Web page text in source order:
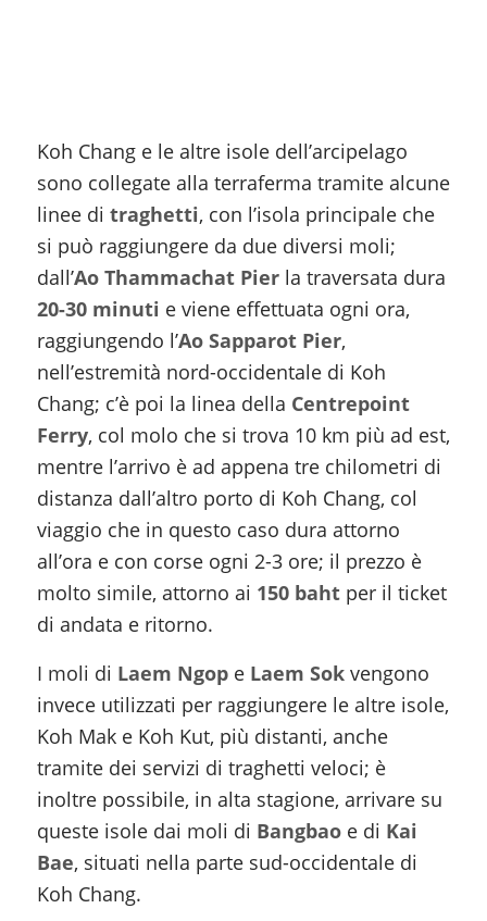
Koh Chang e le altre isole dell’arcipelago
sono collegate alla terraferma tramite alcune
linee di traghetti, con l’isola principale che
si può raggiungere da due diversi moli;
dall’Ao Thammachat Pierla traversata dura
20-30 minuti e viene effettuata ogni ora,
raggiungendo l’Ao Sapparot Pier,
nell’estremità nord-occidentale di Koh
Chang; c’è poi la linea della Centrepoint
Ferry, col molo che si trova 10 km più ad est,
mentre l’arrivo è ad appena tre chilometri di
distanza dall’altro porto di Koh Chang, col
viaggio che in questo caso dura attorno
all’ora e con corse ogni 2-3 ore; il prezzo è
molto simile, attorno ai 150 bahtper il ticket
di andata e ritorno.
I moli di Laem Ngope Laem Sokvengono
invece utilizzati per raggiungere le altre isole,
Koh Mak e Koh Kut, più distanti, anche
tramite dei servizi di traghetti veloci; è
inoltre possibile, in alta stagione, arrivare su
queste isole dai moli di Bangbaoe di Kai
Bae, situati nella parte sud-occidentale di
Koh Chang.